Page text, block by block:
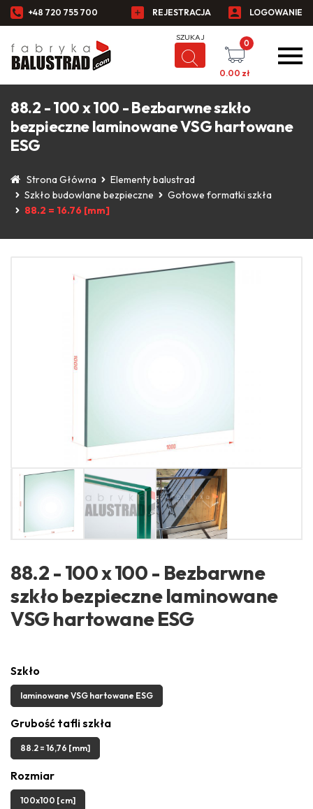
+48 720 755 700 REJESTRACJA LOGOWANIE
0
0.00 zł
88.2 - 100 x 100 - Bezbarwne szkło
bezpieczne laminowane VSG hartowane
ESG
Strona Główna
Elementy balustrad
Szkło budowlane bezpieczne
Gotowe formatki szkła
88.2 = 16.76 [mm]
88.2 - 100 x 100 - Bezbarwne
szkło bezpieczne laminowane
VSG hartowane ESG
Szkło
laminowane VSG hartowane ESG
Grubość tafli szkła
88.2 = 16,76 [mm]
Rozmiar
100x100 [cm]